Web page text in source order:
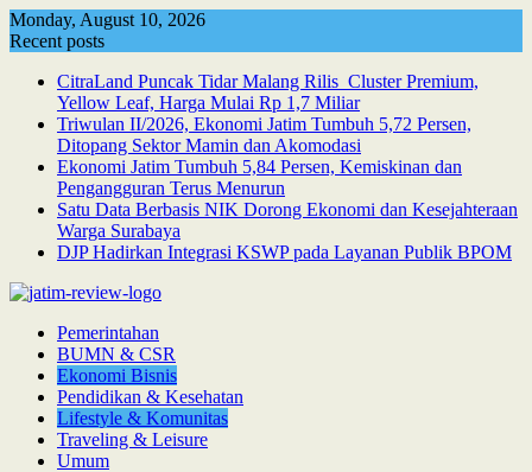
Skip
to
Monday, August 10, 2026
Recent posts
CitraLand Puncak Tidar Malang Rilis Cluster Premium,
Yellow Leaf, Harga Mulai Rp 1,7 Miliar
Triwulan II/2026, Ekonomi Jatim Tumbuh 5,72 Persen,
Ditopang Sektor Mamin dan Akomodasi
Ekonomi Jatim Tumbuh 5,84 Persen, Kemiskinan dan
Pengangguran Terus Menurun
Satu Data Berbasis NIK Dorong Ekonomi dan Kesejahteraan
Warga Surabaya
DJP Hadirkan Integrasi KSWP pada Layanan Publik BPOM
Pemerintahan
BUMN & CSR
Ekonomi Bisnis
Pendidikan & Kesehatan
Lifestyle & Komunitas
Traveling & Leisure
Umum